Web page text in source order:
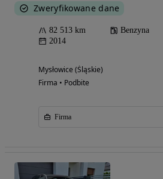
Zweryfikowane dane
82 513 km Benzyna
2014
Mysłowice (Śląskie)
Firma • Podbite
Firma